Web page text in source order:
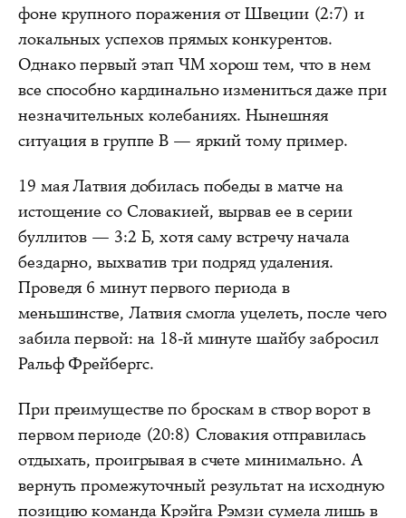
фоне крупного поражения от Швеции (2:7) и
локальных успехов прямых конкурентов.
Однако первый этап ЧМ хорош тем, что в нем
все способно кардинально измениться даже при
незначительных колебаниях. Нынешняя
ситуация в группе B — яркий тому пример.
19 мая Латвия добилась победы в матче на
истощение со Словакией, вырвав ее в серии
буллитов — 3:2 Б, хотя саму встречу начала
бездарно, выхватив три подряд удаления.
Проведя 6 минут первого периода в
меньшинстве, Латвия смогла уцелеть, после чего
забила первой: на 18-й минуте шайбу забросил
Ральф Фрейбергс.
При преимуществе по броскам в створ ворот в
первом периоде (20:8) Словакия отправилась
отдыхать, проигрывая в счете минимально. А
вернуть промежуточный результат на исходную
позицию команда Крэйга Рэмзи сумела лишь в